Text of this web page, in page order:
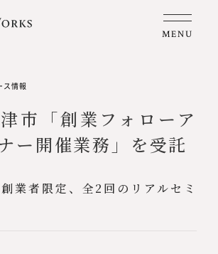
MENU
ス情報
市「創業フォローア
ー開催業務」を受託
業者限定、全2回のリアルセミ